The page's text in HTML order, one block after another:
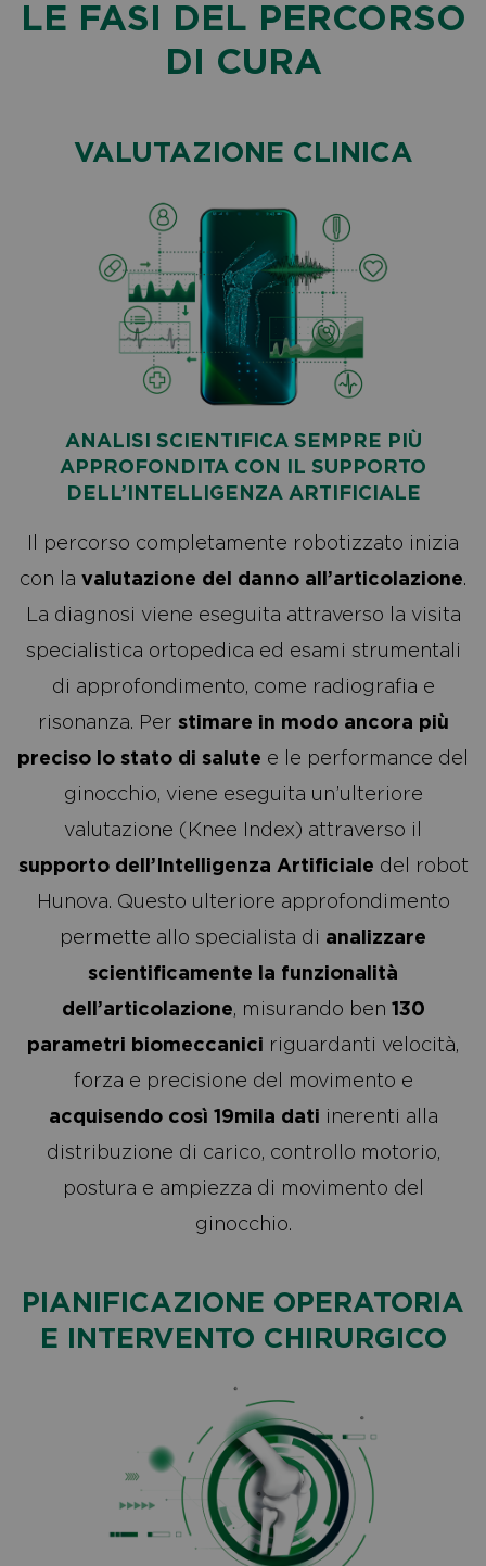
LE FASI DEL PERCORSO
DI CURA
VALUTAZIONE CLINICA
ANALISI SCIENTIFICA SEMPRE PIÙ
APPROFONDITA CON IL SUPPORTO
DELL’INTELLIGENZA ARTIFICIALE
Il percorso completamente robotizzato inizia
con la valutazione del danno all’articolazione.
La diagnosi viene eseguita attraverso la visita
specialistica ortopedica ed esami strumentali
di approfondimento, come radiografia e
risonanza. Per stimare in modo ancora più
preciso lo stato di salute e le performance del
ginocchio, viene eseguita un’ulteriore
valutazione (Knee Index) attraverso il
supporto dell’Intelligenza Artificiale del robot
Hunova. Questo ulteriore approfondimento
permette allo specialista di analizzare
scientificamente la funzionalità
dell’articolazione, misurando ben 130
parametri biomeccanici riguardanti velocità,
forza e precisione del movimento e
acquisendo così 19mila dati inerenti alla
distribuzione di carico, controllo motorio,
postura e ampiezza di movimento del
ginocchio.
PIANIFICAZIONE OPERATORIA
E INTERVENTO CHIRURGICO